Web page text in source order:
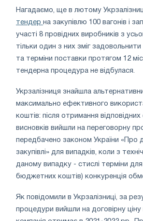
Нагадаємо, ще в лютому
тендер на закупівлю 100 вагонів і
участі 8 провідних виробників з
тільки один з них зміг задовольнити
та терміни поставки протягом 12
тендерна процедура не відбулася.
Укрзалізниця знайшла
максимально ефективного
коштів: після отримання
висновків вийшли на переговорну
передбачено законом України «Про
закупівлі» для випадків, коли з
даному випадку - стислі терміни
бюджетних коштів) конкуренція
Як повідомили в Укрзалізниці, за
процедури вийшли на договірну ціну